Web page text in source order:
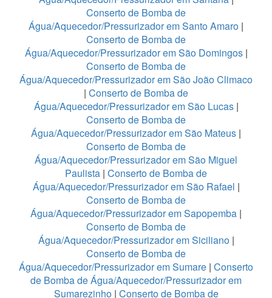
Conserto de Bomba de
Água/Aquecedor/Pressurizador em Santo Amaro |
Conserto de Bomba de
Água/Aquecedor/Pressurizador em São Domingos|
Conserto de Bomba de
Água/Aquecedor/Pressurizador em São João Climaco
| Conserto de Bomba de
Água/Aquecedor/Pressurizador em São Lucas|
Conserto de Bomba de
Água/Aquecedor/Pressurizador em São Mateus |
Conserto de Bomba de
Água/Aquecedor/Pressurizador em São Miguel
Paulista | Conserto de Bomba de
Água/Aquecedor/Pressurizador em São Rafael |
Conserto de Bomba de
Água/Aquecedor/Pressurizador em Sapopemba |
Conserto de Bomba de
Água/Aquecedor/Pressurizador em Siciliano|
Conserto de Bomba de
Água/Aquecedor/Pressurizador em Sumare | Conserto
de Bomba de Água/Aquecedor/Pressurizador em
Sumarezinho| Conserto de Bomba de